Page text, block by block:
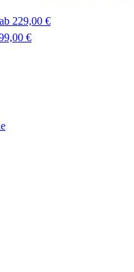
ab 229,00 €
€